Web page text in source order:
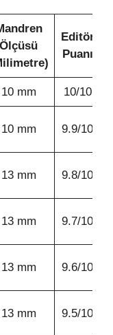
Ölçüsü
Editör
Puanı
10 mm 10/10
10 mm 9.9/10
13 mm 9.8/10
13 mm 9.7/10
13 mm 9.6/10
13 mm 9.5/10